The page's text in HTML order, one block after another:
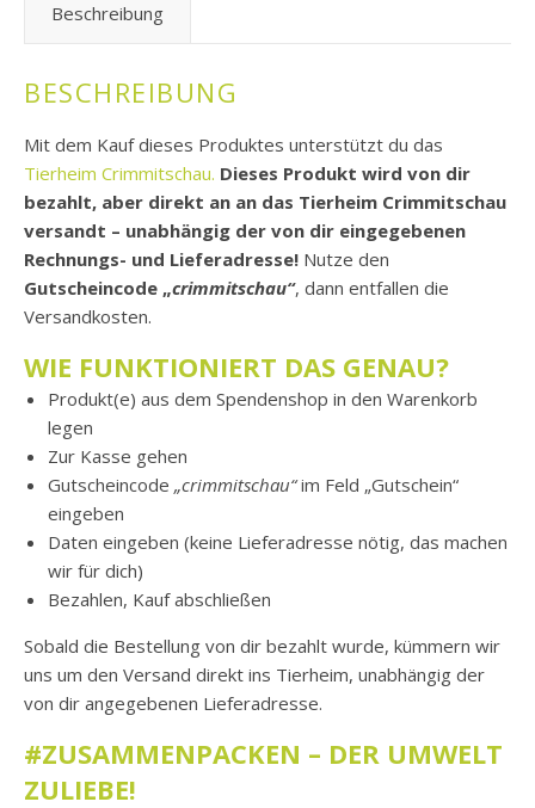
Beschreibung
BESCHREIBUNG
Mit dem Kauf dieses Produktes unterstützt du das
Tierheim Crimmitschau. Dieses Produkt wird von dir
bezahlt, aber direkt an an das Tierheim Crimmitschau
versandt – unabhängig der von dir eingegebenen
Rechnungs- und Lieferadresse! Nutze den
Gutscheincode „crimmitschau“, dann entfallen die
Versandkosten.
WIE FUNKTIONIERT DAS GENAU?
Produkt(e) aus dem Spendenshop in den Warenkorb
legen
Zur Kasse gehen
Gutscheincode „crimmitschau“im Feld „Gutschein“
eingeben
Daten eingeben (keine Lieferadresse nötig, das machen
wir für dich)
Bezahlen, Kauf abschließen
Sobald die Bestellung von dir bezahlt wurde, kümmern wir
uns um den Versand direkt ins Tierheim, unabhängig der
von dir angegebenen Lieferadresse.
#ZUSAMMENPACKEN – DER UMWELT
ZULIEBE!